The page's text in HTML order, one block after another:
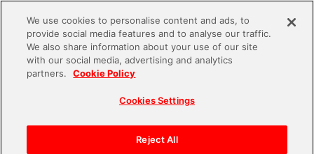
2021.07.21
た次世代配信スタジオ「MIRAIKEN studio」が目
指す未来
We use cookies to personalise content and ads, to
provide social media features and to analyse our traffic.
We also share information about your use of our site
with our social media, advertising and analytics
partners.
Cookie Policy
Cookies Settings
Reject All